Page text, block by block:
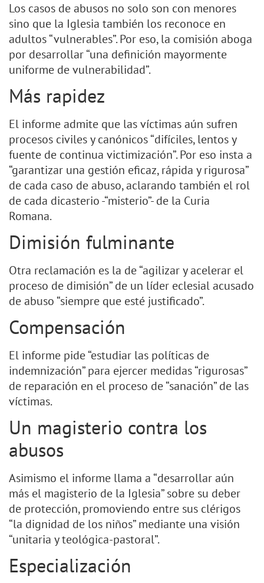
Los casos de abusos no solo son con menores
sino que la Iglesia también los reconoce en
adultos “vulnerables”. Por eso, la comisión aboga
por desarrollar “una definición mayormente
uniforme de vulnerabilidad”.
Más rapidez
El informe admite que las víctimas aún sufren
procesos civiles y canónicos “difíciles, lentos y
fuente de continua victimización”. Por eso insta a
“garantizar una gestión eficaz, rápida y rigurosa”
de cada caso de abuso, aclarando también el rol
de cada dicasterio -“misterio”- de la Curia
Romana.
Dimisión fulminante
Otra reclamación es la de “agilizar y acelerar el
proceso de dimisión” de un líder eclesial acusado
de abuso “siempre que esté justificado”.
Compensación
El informe pide “estudiar las políticas de
indemnización” para ejercer medidas “rigurosas”
de reparación en el proceso de “sanación” de las
víctimas.
Un magisterio contra los
abusos
Asimismo el informe llama a “desarrollar aún
más el magisterio de la Iglesia” sobre su deber
de protección, promoviendo entre sus clérigos
“la dignidad de los niños” mediante una visión
“unitaria y teológica-pastoral”.
Especialización